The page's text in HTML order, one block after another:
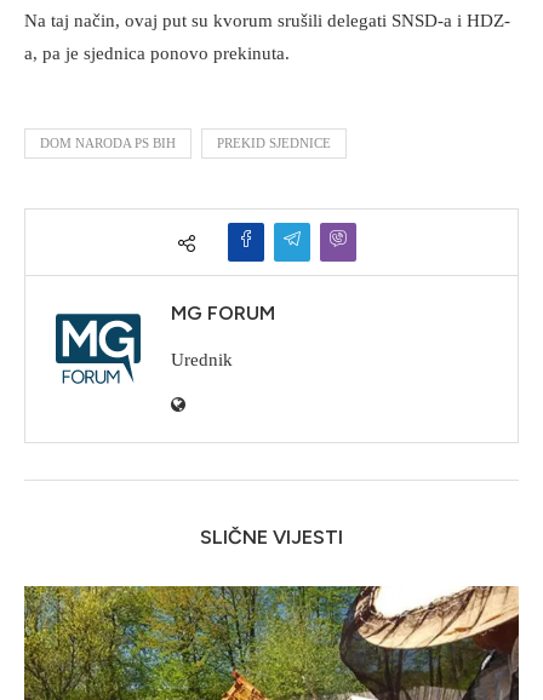
Na taj način, ovaj put su kvorum srušili delegati SNSD-a i HDZ-
a, pa je sjednica ponovo prekinuta.
DOM NARODA PS BIH PREKID SJEDNICE
MG FORUM
Urednik
SLIČNE VIJESTI